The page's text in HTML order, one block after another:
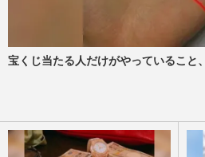
宝くじ当たる人だけがやっていること